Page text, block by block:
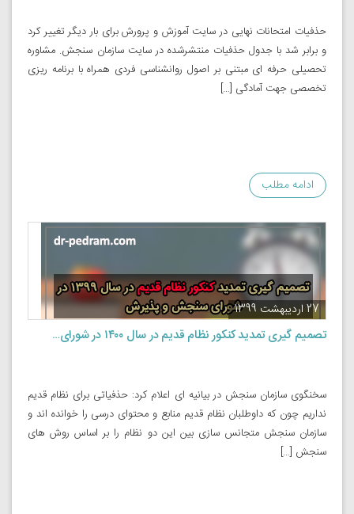
حذفیات امتحانات نهایی در سایت آموزش و پرورش برای بار دیگر تغییر کرد
و برابر شد با جدول حذفیات منتشرشده در سایت سازمان سنجش. مشاوره
تحصیلی حرفه ای مبتنی بر اصول روانشناسی فردی همراه با برنامه ریزی
تخصصی جهت آمادگی […]
ادامه مطلب
27 اردیبهشت 1399
تصمیم گیری تمدید کنکور نظام قدیم در سال ۱۴۰۰ در شورای…
سخنگوی سازمان سنجش در بیانیه ای اعلام کرد: حذفیاتی برای نظام قدیم
نداریم چون که داوطلبان نظام قدیم منابع و محتوای درسی را خوانده اند و
سازمان سنجش متجانس سازی بین این دو نظام را بر اساس روش های
سنجش […]